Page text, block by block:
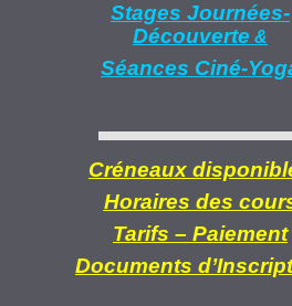
Stages Journées-
Découverte &
Séances Ciné-
Créneaux
Horaires des
Tarifs – Paiement
Documents d’